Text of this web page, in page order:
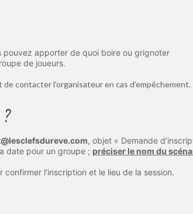
pouvez apporter de quoi boire ou grignoter
de joueurs.
de contacter l’organisateur en cas d’empêchement.
, objet « Demande
date pour un groupe ; préciser le nom du
confirmer l’inscription et le lieu de la session.